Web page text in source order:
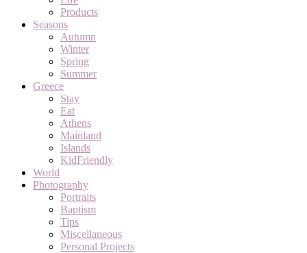
Products
Seasons
Autumn
Winter
Spring
Summer
Greece
Stay
Eat
Athens
Mainland
Islands
KidFriendly
World
Photography
Portraits
Baptism
Tips
Miscellaneous
Personal Projects